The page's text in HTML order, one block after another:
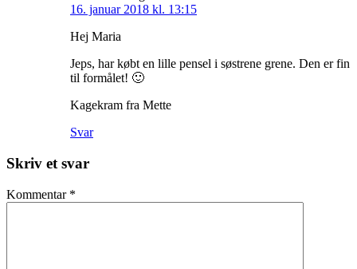
16. januar 2018 kl. 13:15
Hej Maria
Jeps, har købt en lille pensel i søstrene grene. Den er fin
til formålet! 🙂
Kagekram fra Mette
Svar
Skriv et svar
Kommentar *